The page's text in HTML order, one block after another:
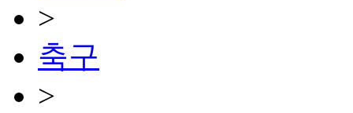
>
축구
>